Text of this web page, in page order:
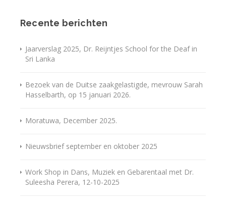
Recente berichten
Jaarverslag 2025, Dr. Reijntjes School for the Deaf in
Sri Lanka
Bezoek van de Duitse zaakgelastigde, mevrouw Sarah
Hasselbarth, op 15 januari 2026.
Moratuwa, December 2025.
Nieuwsbrief september en oktober 2025
Work Shop in Dans, Muziek en Gebarentaal met Dr.
Suleesha Perera, 12-10-2025